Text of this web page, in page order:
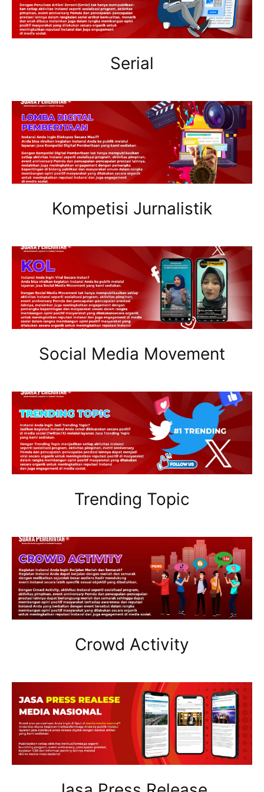
Serial
Kompetisi Jurnalistik
Social Media Movement
Trending Topic
Crowd Activity